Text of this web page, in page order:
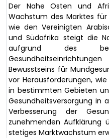
Der Nahe Osten und
Wachstum des Marktes für
wie den Vereinigten
und Südafrika steigt die
aufgrund des
Bewusstseins für
vor Herausforderungen,
in bestimmten Gebieten
Gesundheitsversorgung in
Verbesserung der
zunehmenden Aufklärung
stetiges Marktwachstum